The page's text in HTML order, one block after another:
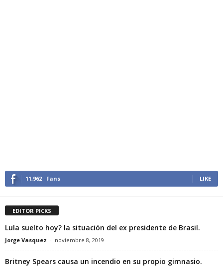
11,962 Fans LIKE
EDITOR PICKS
Lula suelto hoy? la situación del ex presidente de Brasil.
Jorge Vasquez - noviembre 8, 2019
Britney Spears causa un incendio en su propio gimnasio.